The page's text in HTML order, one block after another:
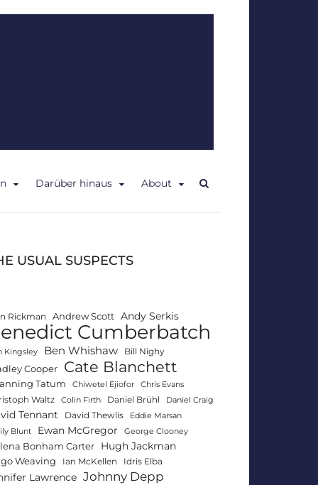
Darüber hinaus About
USUAL SUSPECTS
Rickman Andrew Scott Andy Serkis
Cumberbatch
Kingsley Ben Whishaw Bill Nighy
Cooper Cate Blanchett
Tatum Chiwetel Ejiofor Chris Evans
Waltz Colin Firth Daniel Brühl Daniel Craig
Tennant David Thewlis
Eddie Marsan
Blunt
Ewan McGregor George Clooney
Bonham Carter Hugh Jackman
Weaving Ian McKellen Idris Elba
Lawrence Johnny Depp